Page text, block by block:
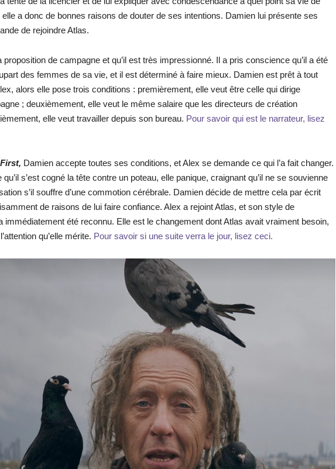
a donc de bonnes raisons de douter de ses intentions. Damien lui présente ses
de rejoindre Atlas.
proposition de campagne et qu’il est très impressionné. Il a pris conscience qu’il a été
des femmes de sa vie, et il est déterminé à faire mieux. Damien est prêt à tout
alors elle pose trois conditions : premièrement, elle veut être celle qui dirige
; deuxièmement, elle veut le même salaire que les directeurs de création
elle veut travailler depuis son bureau. Pour savoir qui est le narrateur, lisez
Damien accepte toutes ses conditions, et Alex se demande ce qui l’a fait changer.
qu’il s’est cogné la tête contre un poteau, elle panique, craignant qu’il ne se souvienne
s’il souffre d’une commotion cérébrale. Damien décide de mettre cela par écrit
de raisons de lui faire confiance. Alex a rejoint Atlas, et son style de
immédiatement été reconnu. Elle est le changement dont Atlas avait vraiment besoin,
qu’elle mérite. Pour savoir si une suite verra le jour, lisez ceci.